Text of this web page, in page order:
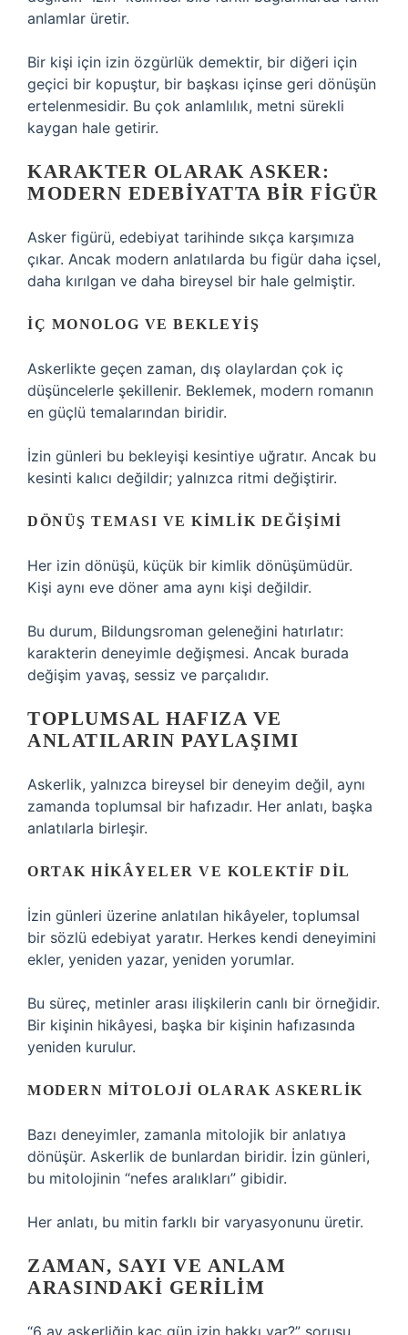
anlamlar üretir.
Bir kişi için izin özgürlük demektir, bir diğeri için
geçici bir kopuştur, bir başkası içinse geri dönüşün
ertelenmesidir. Bu çok anlamlılık, metni sürekli
kaygan hale getirir.
KARAKTER OLARAK ASKER:
MODERN EDEBIYATTA BIR FIGÜR
Asker figürü, edebiyat tarihinde sıkça karşımıza
çıkar. Ancak modern anlatılarda bu figür daha içsel,
daha kırılgan ve daha bireysel bir hale gelmiştir.
İÇ MONOLOG VE BEKLEYIŞ
Askerlikte geçen zaman, dış olaylardan çok iç
düşüncelerle şekillenir. Beklemek, modern romanın
en güçlü temalarından biridir.
İzin günleri bu bekleyişi kesintiye uğratır. Ancak bu
kesinti kalıcı değildir; yalnızca ritmi değiştirir.
DÖNÜŞ TEMASI VE KIMLIK DEĞIŞIMI
Her izin dönüşü, küçük bir kimlik dönüşümüdür.
Kişi aynı eve döner ama aynı kişi değildir.
Bu durum, Bildungsroman geleneğini hatırlatır:
karakterin deneyimle değişmesi. Ancak burada
değişim yavaş, sessiz ve parçalıdır.
TOPLUMSAL HAFIZA VE
ANLATILARIN PAYLAŞIMI
Askerlik, yalnızca bireysel bir deneyim değil, aynı
zamanda toplumsal bir hafızadır. Her anlatı, başka
anlatılarla birleşir.
ORTAK HIKÂYELER VE KOLEKTIF DIL
İzin günleri üzerine anlatılan hikâyeler, toplumsal
bir sözlü edebiyat yaratır. Herkes kendi deneyimini
ekler, yeniden yazar, yeniden yorumlar.
Bu süreç, metinler arası ilişkilerin canlı bir örneğidir.
Bir kişinin hikâyesi, başka bir kişinin hafızasında
yeniden kurulur.
MODERN MITOLOJI OLARAK ASKERLIK
Bazı deneyimler, zamanla mitolojik bir anlatıya
dönüşür. Askerlik de bunlardan biridir. İzin günleri,
bu mitolojinin “nefes aralıkları” gibidir.
Her anlatı, bu mitin farklı bir varyasyonunu üretir.
ZAMAN, SAYI VE ANLAM
ARASINDAKI GERILIM
“6 ay askerliğin kaç gün izin hakkı var?” sorusu